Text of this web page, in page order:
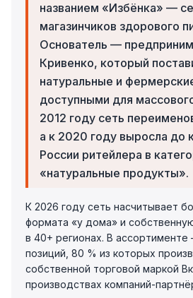
названием «Избёнка» —
магазинчиков здорового
Основатель —
Кривенко, который
натуральные и
доступными для
2012 году сеть
а к 2020 году выросла до
России ритейлера в
«натуральные продукты».
К 2026 году сеть насчитывает
формата «у дома» и
в 40+ регионах. В
позиций, 80 % из которых
собственной торговой маркой
производствах компаний-